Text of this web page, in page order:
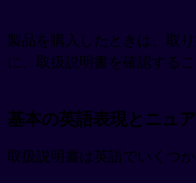
製品を購入したときは、取
に、取扱説明書を確認するこ
基本の英語表現とニュ
取扱説明書は英語でいくつ